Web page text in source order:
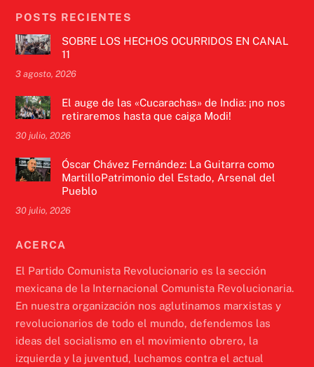
POSTS RECIENTES
SOBRE LOS HECHOS OCURRIDOS EN CANAL
11
3 agosto, 2026
El auge de las «Cucarachas» de India: ¡no nos
retiraremos hasta que caiga Modi!
30 julio, 2026
Óscar Chávez Fernández: La Guitarra como
MartilloPatrimonio del Estado, Arsenal del
Pueblo
30 julio, 2026
ACERCA
El Partido Comunista Revolucionario es la sección
mexicana de la Internacional Comunista Revolucionaria.
En nuestra organización nos aglutinamos marxistas y
revolucionarios de todo el mundo, defendemos las
ideas del socialismo en el movimiento obrero, la
izquierda y la juventud, luchamos contra el actual